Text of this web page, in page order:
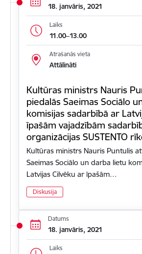
18. janvāris, 2021
Laiks
11.00–13.00
Atrašanās vieta
Attālināti
Kultūras ministrs Nauris
piedalās Saeimas Sociālo
komisijas sadarbībā ar
īpašām vajadzībām
organizācijas SUSTENTO
Kultūras ministrs Nauris Puntulis
Saeimas Sociālo un darba lietu
Latvijas Cilvēku ar īpašām…
Diskusija
Datums
18. janvāris, 2021
Laiks